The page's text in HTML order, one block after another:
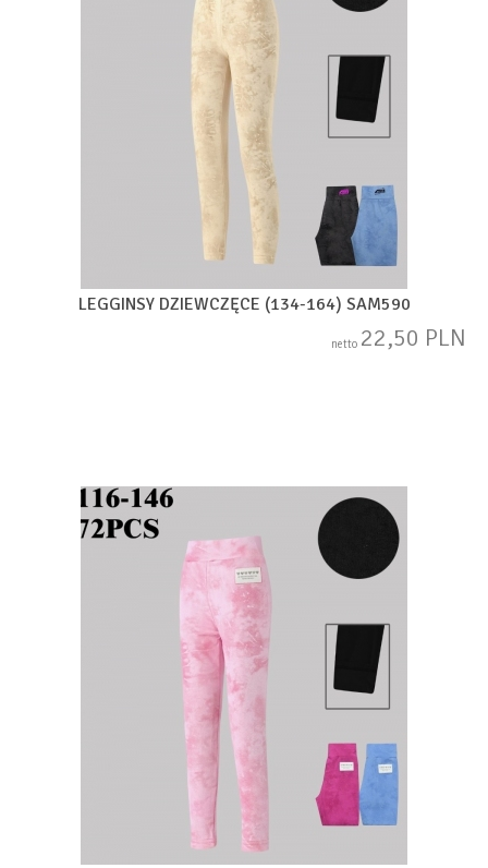
LEGGINSY DZIEWCZĘCE (134-164) SAM590
netto 22,50 PLN